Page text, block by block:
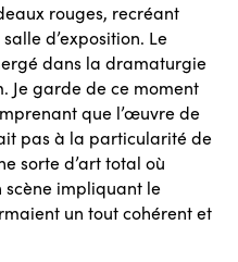
rouges, recréant
d’exposition. Le
dans la dramaturgie
Je garde de ce moment
que l’œuvre de
pas à la particularité de
sorte d’art total où
scène impliquant le
un tout cohérent et